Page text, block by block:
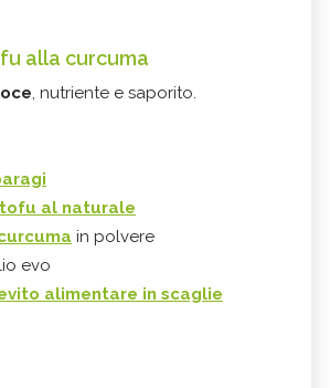
alla curcuma
, nutriente e saporito.
tofu al naturale
in polvere
evo
alimentare in scaglie